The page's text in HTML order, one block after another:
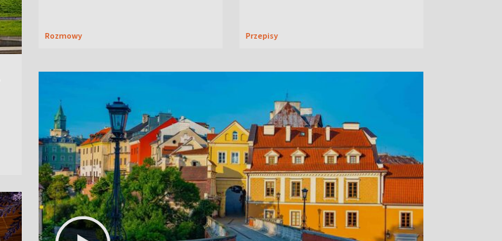
Rozmowy Przepisy